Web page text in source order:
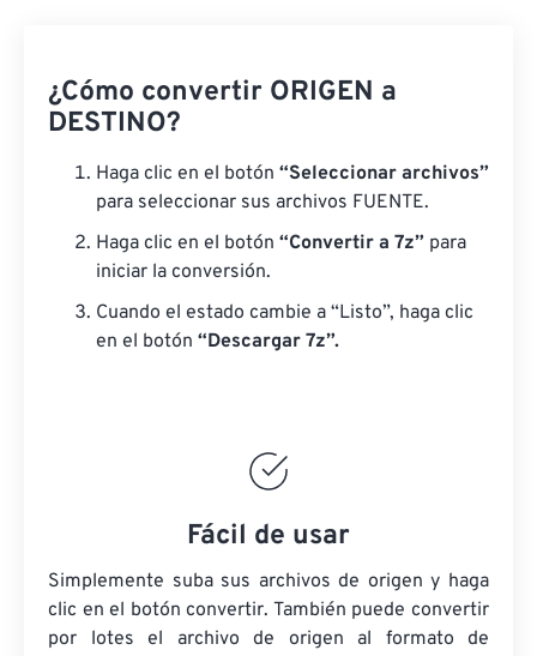
¿Cómo convertir ORIGEN a
DESTINO?
Haga clic en el botón “Seleccionar archivos”
para seleccionar sus archivos FUENTE.
Haga clic en el botón “Convertir a 7z” para
iniciar la conversión.
Cuando el estado cambie a “Listo”, haga clic
en el botón “Descargar 7z”.
Fácil de usar
Simplemente suba sus archivos de origen y haga
clic en el botón convertir. También puede convertir
por lotes el archivo de origen al formato de